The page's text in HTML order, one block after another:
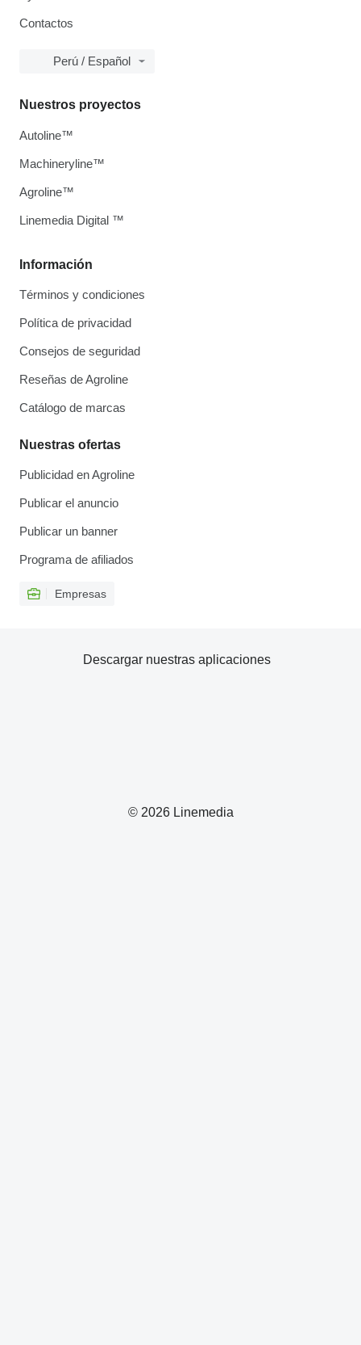
Contactos
Perú / Español
Información
Términos y condiciones
Política de privacidad
Consejos de seguridad
Reseñas de Agroline
Catálogo de marcas
Nuestras ofertas
Publicidad en Agroline
Publicar el anuncio
Publicar un banner
Programa de afiliados
Empresas
Nuestros proyectos
Autoline™
Machineryline™
Agroline™
Linemedia Digital ™
© 2026 Linemedia
Descargar nuestras aplicaciones